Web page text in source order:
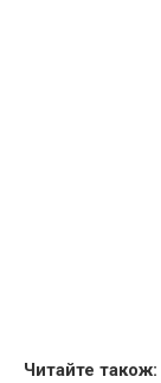
Читайте також: